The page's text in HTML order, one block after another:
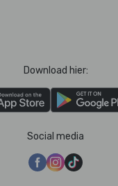
Download hier:
Social media